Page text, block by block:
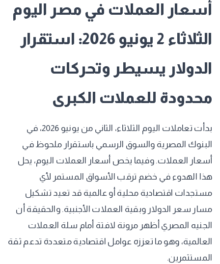
أسعار العملات في مصر اليوم
الثلاثاء 2 يونيو 2026: استقرار
الدولار يسيطر وتحركات
محدودة للعملات الكبرى
بدأت تعاملات اليوم الثلاثاء، الثاني من يونيو 2026، في
البنوك المصرية والسوق الرسمي باستقرار ملحوظ في
أسعار العملات. وفيما يخص أسعار العملات اليوم، يحل
هذا الهدوء في خضم ترقب الأسواق المستمر لأي
مستجدات اقتصادية محلية أو عالمية قد تعيد تشكيل
مسار سعر الدولار وبقية العملات الأجنبية. والحقيقة أن
الجنيه المصري أظهر مرونة لافتة أمام سلة العملات
العالمية، وهو ما تعززه عوامل اقتصادية متعددة تدعم ثقة
المستثمرين.